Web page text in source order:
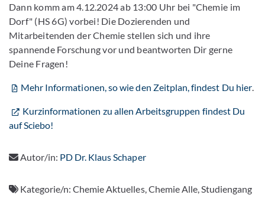
Dann komm am 4.12.2024 ab 13:00 Uhr bei "Chemie im
Dorf" (HS 6G) vorbei! Die Dozierenden und
Mitarbeitenden der Chemie stellen sich und ihre
spannende Forschung vor und beantworten Dir gerne
Deine Fragen!
Mehr Informationen, so wie den Zeitplan, findest Du hier.
Kurzinformationen zu allen Arbeitsgruppen findest Du
auf Sciebo!
Autor/in: PD Dr. Klaus Schaper
Kategorie/n:Chemie Aktuelles, Chemie Alle, Studiengang